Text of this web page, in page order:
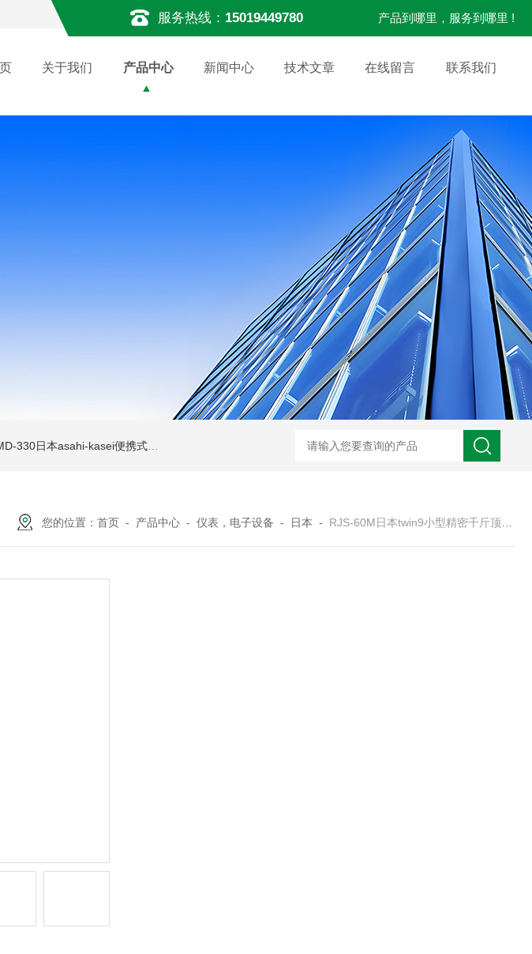
服务热线： 15019449780 产品到哪里，服务到哪里 !
关于我们 产品中心 新闻中心 技术文章 在线留言 联系我们
330日本asahi-kasei便携式振动诊断装置 BL300Ft日本heidon外部输出搅拌器 搅拌器100日本heidon循环
您的位置：首页 - 产品中心 -仪表，电子设备 - 日本 - RJS-60M日本twin9小型精密千斤顶其它实验室设备